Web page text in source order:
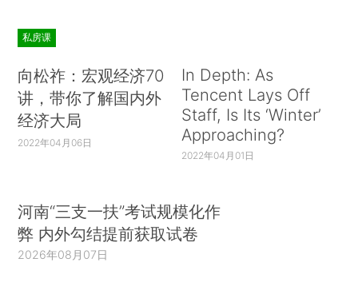
私房课
向松祚：宏观经济70
讲，带你了解国内外
经济大局
2022年04月06日
In Depth: As
Tencent Lays Off
Staff, Is Its ‘Winter’
Approaching?
2022年04月01日
河南“三支一扶”考试规模化作
弊 内外勾结提前获取试卷
2026年08月07日